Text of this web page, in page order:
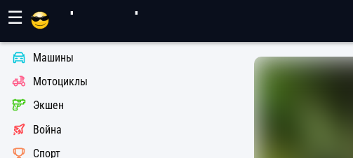
☰
Машины
Мотоциклы
Экшен
Война
Спорт